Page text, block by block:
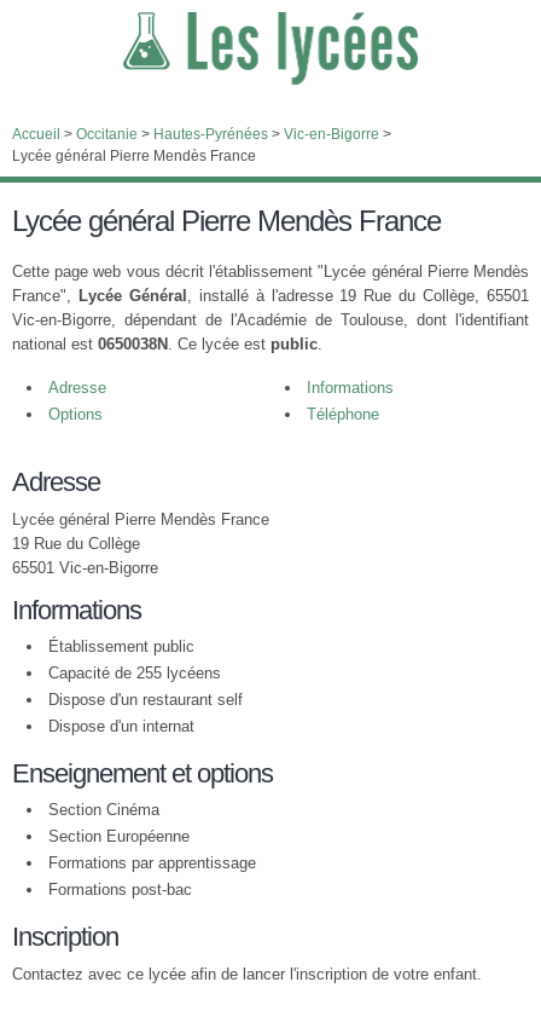
Accueil > Occitanie > Hautes-Pyrénées > Vic-en-Bigorre >
Lycée général Pierre Mendès France
Lycée général Pierre Mendès France
Cette page web vous décrit l'établissement "Lycée général Pierre Mendès
France", Lycée Général , installé à l'adresse 19 Rue du Collège, 65501
Vic-en-Bigorre, dépendant de l'Académie de Toulouse, dont l'identifiant
national est 0650038N . Ce lycée est public.
Adresse
Informations
Options
Téléphone
Adresse
Lycée général Pierre Mendès France
19 Rue du Collège
65501 Vic-en-Bigorre
Informations
Établissement public
Capacité de 255 lycéens
Dispose d'un restaurant self
Dispose d'un internat
Enseignement et options
Section Cinéma
Section Européenne
Formations par apprentissage
Formations post-bac
Inscription
Contactez avec ce lycée afin de lancer l'inscription de votre enfant.